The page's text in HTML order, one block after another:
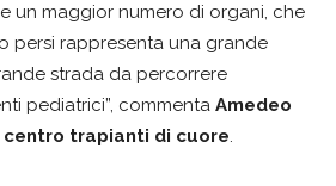
un maggior numero di organi, che
persi rappresenta una grande
strada da percorrere
pediatrici”, commenta Amedeo
trapianti di cuore.